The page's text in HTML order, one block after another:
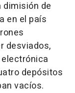
dimisión de
en el país
desviados,
depósitos
vacíos.